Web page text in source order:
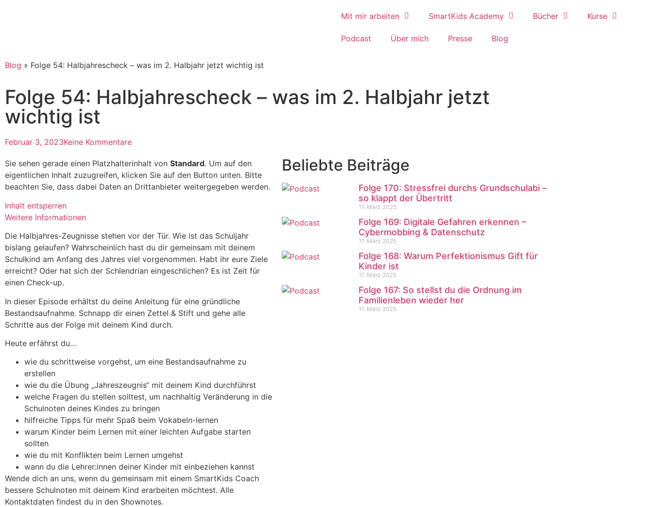
Mit mir arbeiten SmartKids Academy Bücher Kurse
Podcast Über mich Presse Blog
Blog » Folge 54: Halbjahrescheck – was im 2. Halbjahr jetzt wichtig ist
Folge 54: Halbjahrescheck – was im 2. Halbjahr jetzt
wichtig ist
Februar 3, 2023Keine Kommentare
Sie sehen gerade einen Platzhalterinhalt von Standard. Um auf den
eigentlichen Inhalt zuzugreifen, klicken Sie auf den Button unten. Bitte
beachten Sie, dass dabei Daten an Drittanbieter weitergegeben werden.
Inhalt entsperren
Weitere Informationen
Die Halbjahres-Zeugnisse stehen vor der Tür. Wie ist das Schuljahr
bislang gelaufen? Wahrscheinlich hast du dir gemeinsam mit deinem
Schulkind am Anfang des Jahres viel vorgenommen. Habt ihr eure Ziele
erreicht? Oder hat sich der Schlendrian eingeschlichen? Es ist Zeit für
einen Check-up.
In dieser Episode erhältst du deine Anleitung für eine gründliche
Bestandsaufnahme. Schnapp dir einen Zettel & Stift und gehe alle
Schritte aus der Folge mit deinem Kind durch.
Heute erfährst du…
wie du schrittweise vorgehst, um eine Bestandsaufnahme zu
erstellen
wie du die Übung „Jahreszeugnis“ mit deinem Kind durchführst
welche Fragen du stellen solltest, um nachhaltig Veränderung in die
Schulnoten deines Kindes zu bringen
hilfreiche Tipps für mehr Spaß beim Vokabeln-lernen
warum Kinder beim Lernen mit einer leichten Aufgabe starten
sollten
wie du mit Konflikten beim Lernen umgehst
wann du die Lehrer:innen deiner Kinder mit einbeziehen kannst
Wende dich an uns, wenn du gemeinsam mit einem SmartKids Coach
bessere Schulnoten mit deinem Kind erarbeiten möchtest. Alle
Kontaktdaten findest du in den Shownotes.
Beliebte Beiträge
Folge 170: Stressfrei durchs Grundschulabi –
so klappt der Übertritt
11. März 2025
Folge 169: Digitale Gefahren erkennen –
Cybermobbing & Datenschutz
11. März 2025
Folge 168: Warum Perfektionismus Gift für
Kinder ist
11. März 2025
Folge 167: So stellst du die Ordnung im
Familienleben wieder her
11. März 2025